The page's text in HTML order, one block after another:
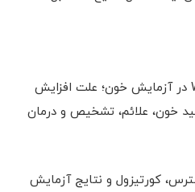
بالا بودن WBC در آزمایش خون؛ علت افزایش
خون، علائم، تشخیص و درمان
کورتیزول و نتایج آزمایش